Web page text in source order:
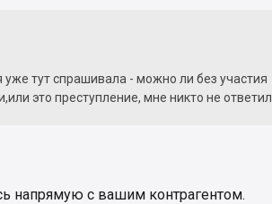
уже тут спрашивала - можно ли без участия
это преступление, мне никто не ответил.
напрямую с вашим контрагентом.